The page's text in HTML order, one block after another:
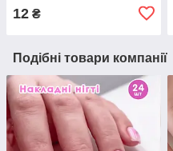
12 ₴
Подібні товари компанії